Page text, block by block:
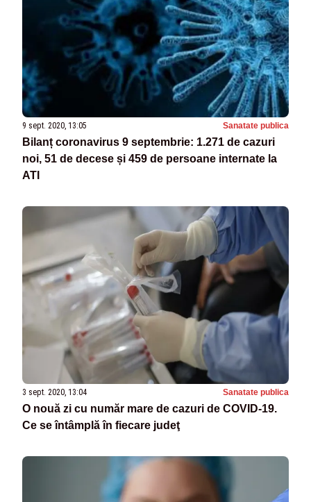
9 sept. 2020, 13:05 Sanatate publica
Bilanț coronavirus 9 septembrie: 1.271 de cazuri
noi, 51 de decese și 459 de persoane internate la
ATI
3 sept. 2020, 13:04 Sanatate publica
O nouă zi cu număr mare de cazuri de COVID-19.
Ce se întâmplă în fiecare judeţ